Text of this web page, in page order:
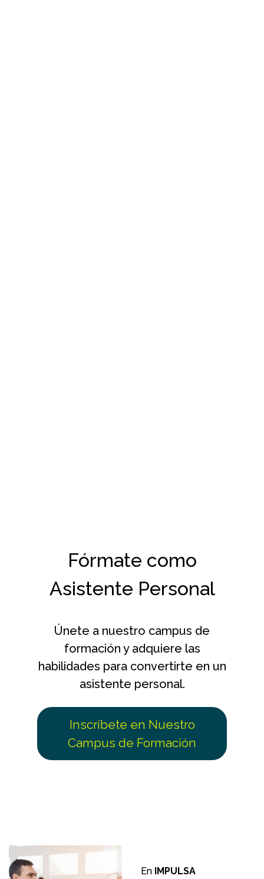
Fórmate como
Asistente Personal
Únete a nuestro campus de
formación y adquiere las
habilidades para convertirte en un
asistente personal.
Inscríbete en Nuestro
Campus de Formación
En IMPULSA